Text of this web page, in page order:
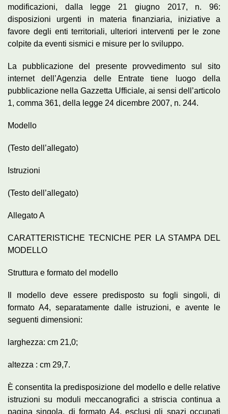
modificazioni, dalla legge 21 giugno 2017, n. 96:
disposizioni urgenti in materia finanziaria, iniziative a
favore degli enti territoriali, ulteriori interventi per le zone
colpite da eventi sismici e misure per lo sviluppo.
La pubblicazione del presente provvedimento sul sito
internet dell’Agenzia delle Entrate tiene luogo della
pubblicazione nella Gazzetta Ufficiale, ai sensi dell’articolo
1, comma 361, della legge 24 dicembre 2007, n. 244.
Modello
(Testo dell’allegato)
Istruzioni
(Testo dell’allegato)
Allegato A
CARATTERISTICHE TECNICHE PER LA STAMPA DEL
MODELLO
Struttura e formato del modello
Il modello deve essere predisposto su fogli singoli, di
formato A4, separatamente dalle istruzioni, e avente le
seguenti dimensioni:
larghezza: cm 21,0;
altezza : cm 29,7.
È consentita la predisposizione del modello e delle relative
istruzioni su moduli meccanografici a striscia continua a
pagina singola, di formato A4, esclusi gli spazi occupati